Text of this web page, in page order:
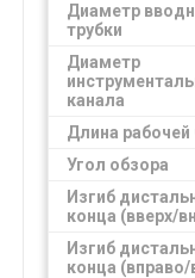
Диаметр
трубки
Диаметр
канала
Длина рабочей
Угол обзора
Изгиб
конца (вверх/
Изгиб
конца (вправо/